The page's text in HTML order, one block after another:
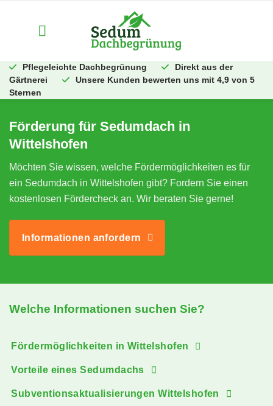
Pflegeleichte Dachbegrünung
Direkt aus der
Gärtnerei
Unsere Kunden bewerten uns mit 4,9 von 5
Sternen
Förderung für Sedumdach in
Wittelshofen
Möchten Sie wissen, welche Fördermöglichkeiten es für
ein Sedumdach in Wittelshofen gibt? Fordern Sie einen
kostenlosen Fördercheck an. Wir beraten Sie gerne!
Informationen anfordern
Welche Informationen suchen Sie?
Fördermöglichkeiten in Wittelshofen
Vorteile eines Sedumdachs
Subventionsaktualisierungen Wittelshofen